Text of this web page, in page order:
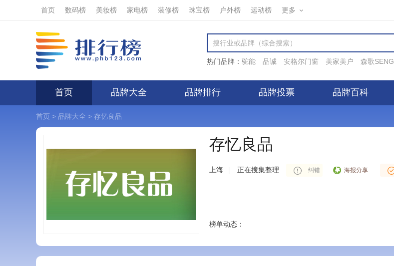
首页 数码榜 美妆榜 家电榜 装修榜 珠宝榜 户外榜 运动榜 更多
热门品牌： 驼能 品诚 安格尔门窗 美家美户 森歌SENG
首页 品牌大全 品牌排行 品牌投票 品牌百科
首页 > 品牌大全 > 存忆良品
存忆良品
上海 正在搜集整理 纠错 海报分享
榜单动态：